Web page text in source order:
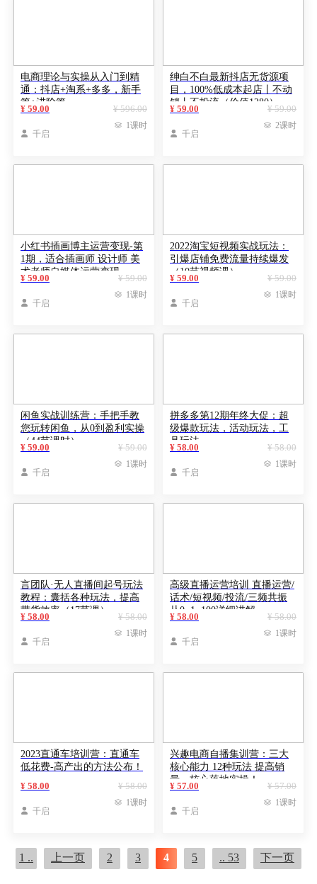
电商理论与实操从入门到精
通：抖店+淘系+多多，新手
篇+进阶篇
¥ 596.00
¥ 59.00
 千启
 1课时
绅白不白最新抖店无货源项
目，100%低成本起店丨不动
销丨不投流（价值1280）
¥ 59.00
¥ 59.00
 千启
 2课时
小红书插画博主运营变现-第
1期，适合插画师 设计师 美
术老师自媒体运营变现
¥ 59.00
¥ 59.00
 千启
 1课时
2022淘宝短视频实战玩法：
引爆店铺免费流量持续爆发
（10节视频课）
¥ 59.00
¥ 59.00
 千启
 1课时
闲鱼实战训练营：手把手教
您玩转闲鱼，从0到盈利实操
（44节课时）
¥ 59.00
¥ 59.00
 千启
 1课时
拼多多第12期年终大促：超
级爆款玩法，活动玩法，工
具玩法
¥ 58.00
¥ 58.00
 千启
 1课时
言团队·无人直播间起号玩法
教程：囊括各种玩法，提高
带货效率（17节课）
¥ 58.00
¥ 58.00
 千启
 1课时
高级直播运营培训 直播运营/
话术/短视频/投流/三频共振
从0~1~100详细讲解
¥ 58.00
¥ 58.00
 千启
 1课时
2023直通车培训营：直通车
低花费-高产出的方法公布！
¥ 58.00
¥ 58.00
 千启
 1课时
兴趣电商自播集训营：三大
核心能力 12种玩法 提高销
量，核心落地实操！
¥ 57.00
¥ 57.00
 千启
 1课时
1 .. 上一页 2 3 4 5 .. 53 下一页